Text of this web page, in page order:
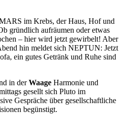
im Krebs, der Haus, Hof und
gründlich aufräumen oder etwas
– hier wird jetzt gewirbelt! Aber
hin meldet sich NEPTUN: Jetzt
ein gutes Getränk und Ruhe sind
in derWaage Harmonie und
gesellt sich Pluto im
Gespräche über gesellschaftliche
begünstigt.